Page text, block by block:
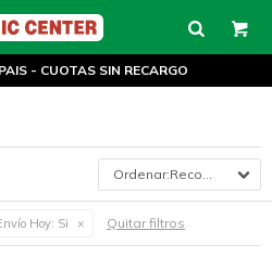
- CUOTAS SIN RECARGO
Recomendados
Hoy: Si Quitar filtros